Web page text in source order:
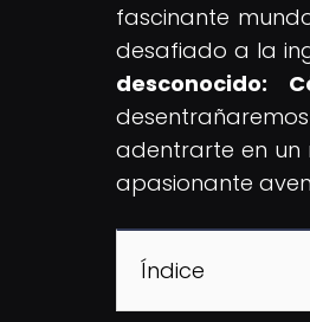
fascinante
desafiado a la
desconocido:
adentrarte en un
apasionante
Índice